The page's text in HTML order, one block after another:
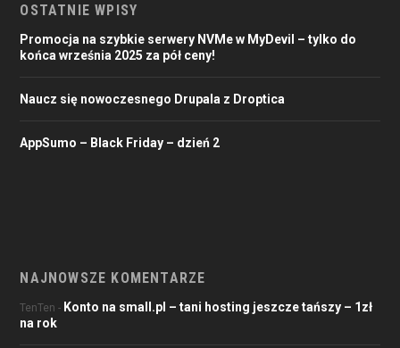
OSTATNIE WPISY
Promocja na szybkie serwery NVMe w MyDevil – tylko do
końca września 2025 za pół ceny!
Naucz się nowoczesnego Drupala z Droptica
AppSumo – Black Friday – dzień 2
NAJNOWSZE KOMENTARZE
TenTen - Konto na small.pl – tani hosting jeszcze tańszy – 1zł
na rok